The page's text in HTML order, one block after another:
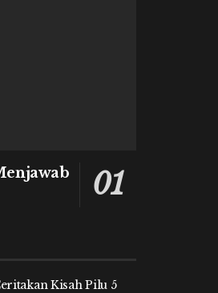
Kisah Pilu 5